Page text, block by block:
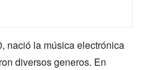
nació la música electrónica
diversos generos. En